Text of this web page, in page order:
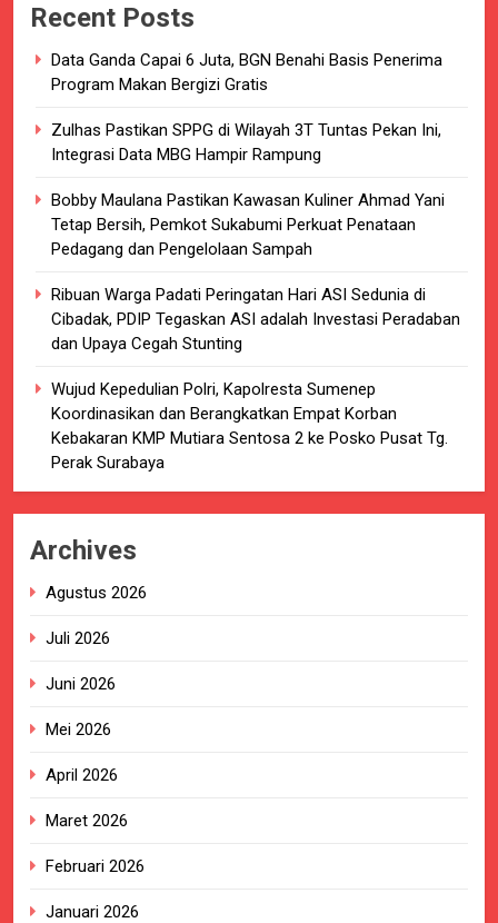
Recent Posts
Data Ganda Capai 6 Juta, BGN Benahi Basis Penerima
Program Makan Bergizi Gratis
Zulhas Pastikan SPPG di Wilayah 3T Tuntas Pekan Ini,
Integrasi Data MBG Hampir Rampung
Bobby Maulana Pastikan Kawasan Kuliner Ahmad Yani
Tetap Bersih, Pemkot Sukabumi Perkuat Penataan
Pedagang dan Pengelolaan Sampah
Ribuan Warga Padati Peringatan Hari ASI Sedunia di
Cibadak, PDIP Tegaskan ASI adalah Investasi Peradaban
dan Upaya Cegah Stunting
Wujud Kepedulian Polri, Kapolresta Sumenep
Koordinasikan dan Berangkatkan Empat Korban
Kebakaran KMP Mutiara Sentosa 2 ke Posko Pusat Tg.
Perak Surabaya
Archives
Agustus 2026
Juli 2026
Juni 2026
Mei 2026
April 2026
Maret 2026
Februari 2026
Januari 2026